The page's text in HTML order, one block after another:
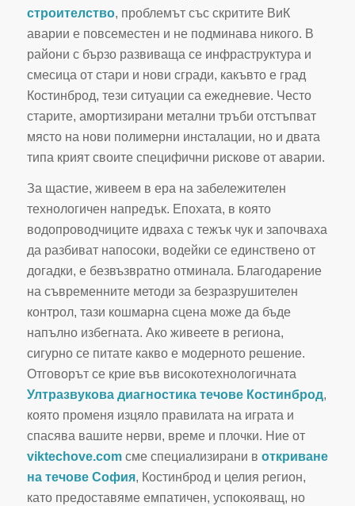
строителство, проблемът със скритите ВиК
аварии е повсеместен и не подминава никого. В
райони с бързо развиваща се инфраструктура и
смесица от стари и нови сгради, какъвто е град
Костинброд, тези ситуации са ежедневие. Често
старите, амортизирани метални тръби отстъпват
място на нови полимерни инсталации, но и двата
типа крият своите специфични рискове от аварии.
За щастие, живеем в ера на забележителен
технологичен напредък. Епохата, в която
водопроводчиците идваха с тежък чук и започваха
да разбиват напосоки, водейки се единствено от
догадки, е безвъзвратно отминала. Благодарение
на съвременните методи за безразрушителен
контрол, тази кошмарна сцена може да бъде
напълно избегната. Ако живеете в региона,
сигурно се питате какво е модерното решение.
Отговорът се крие във високотехнологичната
Ултразвукова диагностика течове Костинброд,
която променя изцяло правилата на играта и
спасява вашите нерви, време и плочки. Ние от
viktechove.comсме специализирани в откриване
на течове София, Костинброд и целия регион,
като предоставяме емпатичен, успокояващ, но